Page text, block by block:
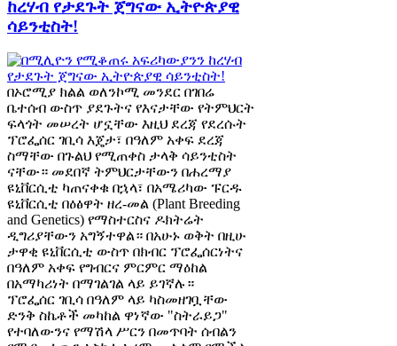
ከረሃብ የታደጉት ጀግናው ኢትዮጵያዊ
ሳይንቲስት!
በኦሮሚያ ክልል ወለንኮሚ መንደር በገበሬ
ቤተሰብ ውስጥ ያደጉትና የእናታቸው የትምህርት
ፍላጎት መሠረት ሆኗቸው እዚህ ደረጃ የደረሱት
ፕሮፌሰር ገቢሳ እጄታ፣ በዓለም አቀፍ ደረጃ
ስማቸው በጉልህ የሚጠቀስ ታላቅ ሳይንቲስት
ናቸው። መደበኛ ትምህርታቸውን በሐረማያ
ዩኒቨርሲቲ ካጠናቀቁ በኋላ፣ በአሜሪካው ፑርዱ
ዩኒቨርሲቲ በዕፅዋት ዘረ-መል (Plant Breeding
and Genetics) የማስተርስና ዶክትሬት
ዲግሪያቸውን አግኝተዋል። በአሁኑ ወቅት በዚሁ
ታዋቂ ዩኒቨርሲቲ ውስጥ በክብር ፕሮፌሰርነትና
በዓለም አቀፍ የግብርና ምርምር ማዕከል
በአማካሪነት በማገልገል ላይ ይገኛሉ።
ፕሮፌሰር ገቢሳ በዓለም ላይ ካስመዘገቧቸው
ድንቅ ስኬቶች መካከል ዋነኛው "ስትራይጋ"
የተባለውንና የማሽላ ሥርን በመጥባት ሰብልን